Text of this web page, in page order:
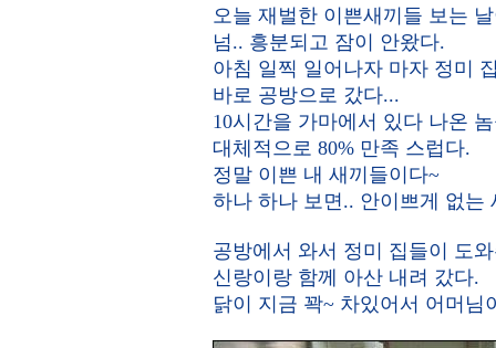
오늘 재벌한 이쁜새끼들 보는
넘.. 흥분되고 잠이 안왔다.
아침 일찍 일어나자 마자 정미
바로 공방으로 갔다...
10시간을 가마에서 있다 나온
대체적으로 80% 만족 스럽다.
정말 이쁜 내 새끼들이다~
하나 하나 보면.. 안이쁘게 없는
공방에서 와서 정미 집들이 도
신랑이랑 함께 아산 내려 갔다.
닭이 지금 꽉~ 차있어서 어머님